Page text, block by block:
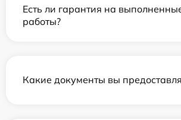
Есть ли гарантия на
работы?
Какие документы вы